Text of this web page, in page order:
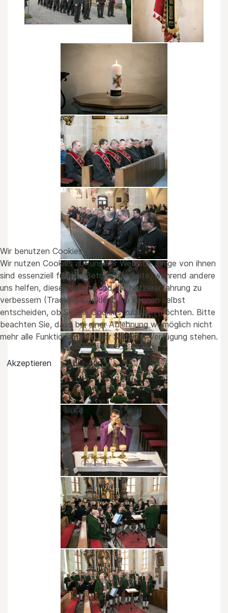
Wir benutzen Cookies
Wir nutzen Cookies auf unserer Website. Einige von ihnen
sind essenziell für den Betrieb der Seite, während andere
uns helfen, diese Website und die Nutzererfahrung zu
verbessern (Tracking Cookies). Sie können selbst
entscheiden, ob Sie die Cookies zulassen möchten. Bitte
beachten Sie, dass bei einer Ablehnung womöglich nicht
mehr alle Funktionalitäten der Seite zur Verfügung stehen.
Akzeptieren Ablehnen